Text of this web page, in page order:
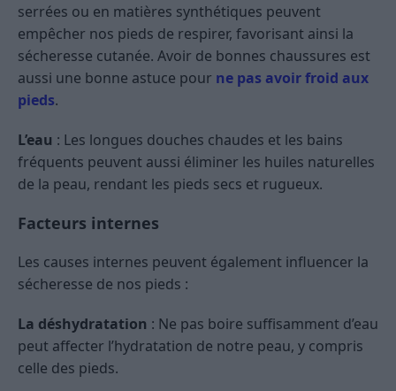
serrées ou en matières synthétiques peuvent
empêcher nos pieds de respirer, favorisant ainsi la
sécheresse cutanée. Avoir de bonnes chaussures est
aussi une bonne astuce pour ne pas avoir froid aux
pieds.
L’eau : Les longues douches chaudes et les bains
fréquents peuvent aussi éliminer les huiles naturelles
de la peau, rendant les pieds secs et rugueux.
Facteurs internes
Les causes internes peuvent également influencer la
sécheresse de nos pieds :
La déshydratation : Ne pas boire suffisamment d’eau
peut affecter l’hydratation de notre peau, y compris
celle des pieds.